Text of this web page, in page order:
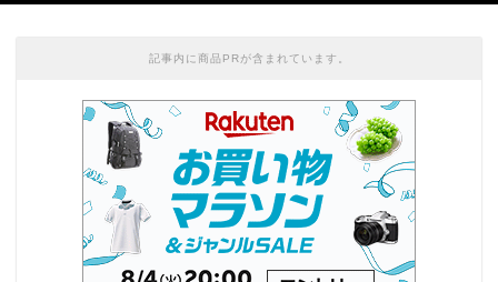
記事内に商品PRが含まれています。